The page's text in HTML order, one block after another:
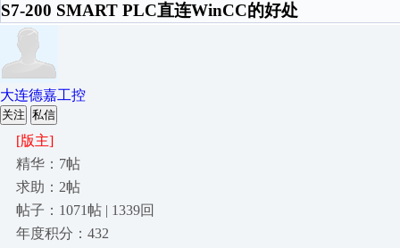
S7-200 SMART PLC直连WinCC的好处
大连德嘉工控
关注 私信
[版主]
精华：7帖
求助：2帖
帖子：1071帖 | 1339回
年度积分：432